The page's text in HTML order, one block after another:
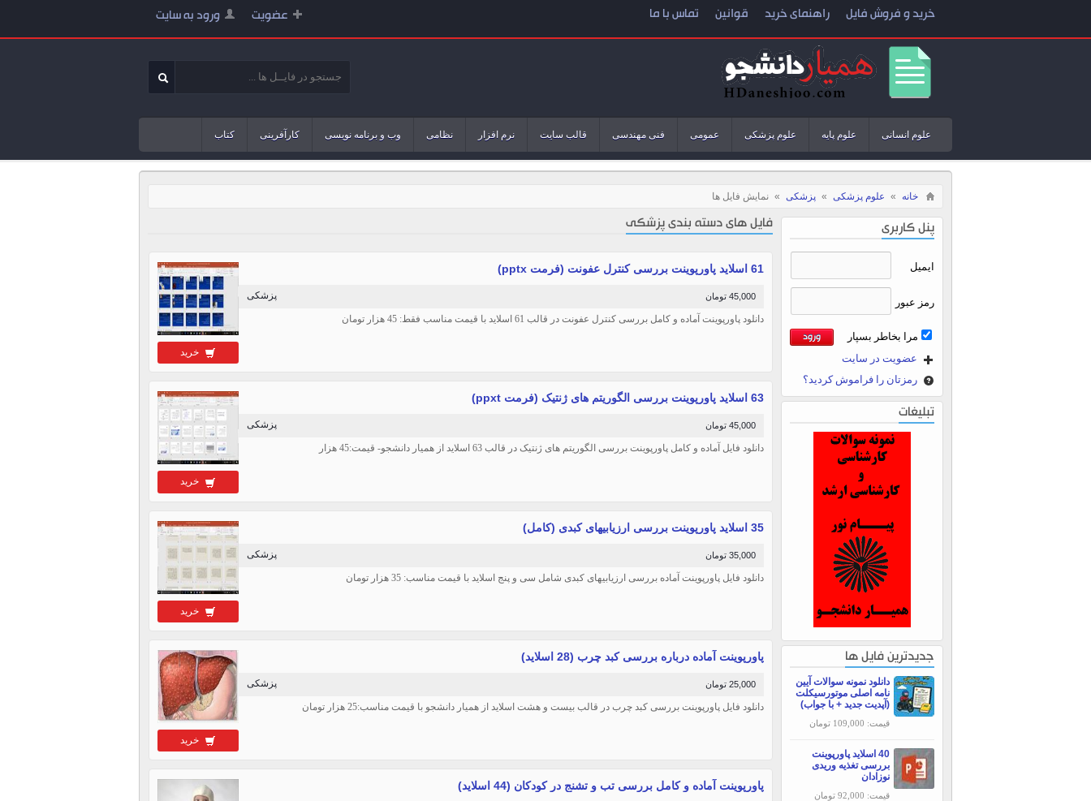
عضویت ورود به سایت خرید و فروش فایل راهنمای خرید قوانین تماس با ما
علوم انسانی علوم پایه علوم پزشکی عمومی فنی مهندسی قالب سایت نرم افزار نظامی وب و برنامه نویسی کارآفرینی کتاب
خانه » علوم پزشکی » پزشکی » نمایش فایل ها
پنل کاربری
ایمیل
رمز عبور
مرا بخاطر بسپار
عضویت در سایت
رمزتان را فراموش کردید؟
تبلیغات
جدیدترین فایل ها
دانلود نمونه سوالات آیین
نامه اصلی موتورسیکلت
(آپدیت جدید + با جواب)
قیمت: 109,000 تومان
40 اسلاید پاورپوینت
بررسی تغذیه وریدی
نوزادان
قیمت: 92,000 تومان
فایل های دسته بندی پزشکی
خرید
61 اسلاید پاورپوینت بررسی کنترل عفونت (فرمت pptx)
پزشکی 45,000 تومان
دانلود پاورپوینت آماده و کامل بررسی کنترل عفونت در قالب 61 اسلاید با قیمت مناسب فقط: 45 هزار تومان
خرید
63 اسلاید پاورپوینت بررسی الگوریتم های ژنتیک (فرمت ppxt)
پزشکی 45,000 تومان
دانلود فایل آماده و کامل پاورپوینت بررسی الگوریتم های ژنتیک در قالب 63 اسلاید از همیار دانشجو- قیمت:45 هزار
خرید
35 اسلاید پاورپوینت بررسی ارزیابیهای کبدی (کامل)
پزشکی 35,000 تومان
دانلود فایل پاورپوینت آماده بررسی ارزیابیهای کبدی شامل سی و پنج اسلاید با قیمت مناسب: 35 هزار تومان
خرید
پاورپوینت آماده درباره بررسی کبد چرب (28 اسلاید)
پزشکی 25,000 تومان
دانلود فایل پاورپوینت بررسی کبد چرب در قالب بیست و هشت اسلاید از همیار دانشجو با قیمت مناسب:25 هزار تومان
پاورپوینت آماده و کامل بررسی تب و تشنج در کودکان (44 اسلاید)